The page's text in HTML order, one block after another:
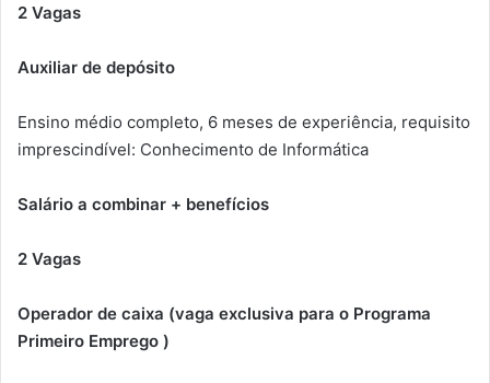
2 Vagas
Auxiliar de depósito
Ensino médio completo, 6 meses de experiência, requisito
imprescindível: Conhecimento de Informática
Salário a combinar + benefícios
2 Vagas
Operador de caixa (vaga exclusiva para o Programa
Primeiro Emprego )